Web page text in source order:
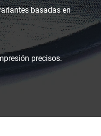
basadas en
precisos.